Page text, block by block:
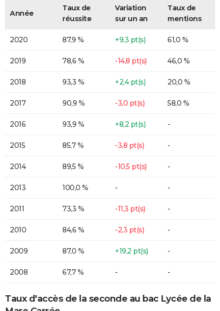
Année
Taux de
réussite
Variation
sur un an
Taux de
mentions
2020 87,9 % +9,3 pt(s) 61,0 %
2019 78,6 % -14,8 pt(s) 46,0 %
2018 93,3 % +2,4 pt(s) 20,0 %
2017 90,9 % -3,0 pt(s) 58,0 %
2016 93,9 % +8,2 pt(s) -
2015 85,7 % -3,8 pt(s) -
2014 89,5 % -10,5 pt(s) -
2013 100,0 % - -
2011 73,3 % -11,3 pt(s) -
2010 84,6 % -2,3 pt(s) -
2009 87,0 % +19,2 pt(s) -
2008 67,7 % - -
Taux d'accès de la seconde au bac Lycée de la